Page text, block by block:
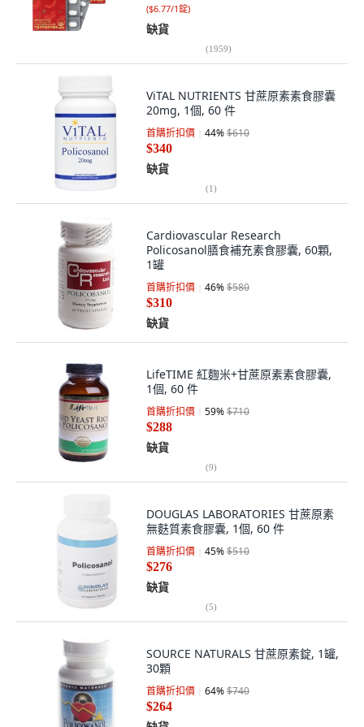
($6.77/1錠)
缺貨
(1959)
ViTAL NUTRIENTS 甘蔗原素素食膠囊
20mg, 1個, 60 件
首購折扣價 44%$610
$340
缺貨
(1)
Cardiovascular Research
Policosanol膳食補充素食膠囊, 60顆,
1罐
首購折扣價 46%$580
$310
缺貨
LifeTIME 紅麴米+甘蔗原素素食膠囊,
1個, 60 件
首購折扣價 59%$710
$288
缺貨
(9)
DOUGLAS LABORATORIES 甘蔗原素
無麩質素食膠囊, 1個, 60 件
首購折扣價 45%$510
$276
缺貨
(5)
SOURCE NATURALS 甘蔗原素錠, 1罐,
30顆
首購折扣價 64%$740
$264